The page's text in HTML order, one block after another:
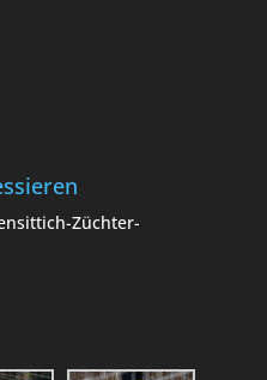
Züchter-